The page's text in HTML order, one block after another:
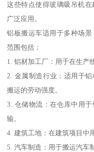
这些特点使得玻璃吸吊机
广泛应用。
铝板搬运车适用于多种场
范围包括：
1. 铝材加工厂：用于在生产
2. 金属制造行业：适用于
搬运的劳动强度。
3. 仓储物流：在仓库中用
输。
4. 建筑工地：在建筑项目中
5. 汽车制造：用于搬运汽车